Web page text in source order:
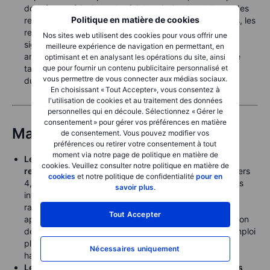
Politique en matière de cookies
Nos sites web utilisent des cookies pour vous offrir une
meilleure expérience de navigation en permettant, en
optimisant et en analysant les opérations du site, ainsi
que pour fournir un contenu publicitaire personnalisé et
vous permettre de vous connecter aux médias sociaux.
En choisissant « Tout Accepter», vous consentez à
l'utilisation de cookies et au traitement des données
personnelles qui en découle. Sélectionnez « Gérer le
consentement » pour gérer vos préférences en matière
de consentement. Vous pouvez modifier vos
préférences ou retirer votre consentement à tout
moment via notre page de politique en matière de
cookies. Veuillez consulter notre politique en matière de
cookies et notre politique de confidentialité pour en
savoir plus.
Tout Accepter
Nécessaires uniquement
données américaines plus faibles ainsi qu’un dollar et des
rendements obligataires moins défavorables. Toutefois, les
rendements américains à court terme continuant de
signaler un risque de hausse des taux plus tard cette
année, un nouvel assouplissement des anticipations de
taux sera nécessaire pour soutenir une reprise plus
durable.
Marché Obligatoire
Le rendement du Treasury américain à 10 ans est
retombé autour de 4,46 % lundi , avant de remonter vers
4,5 % sous l’effet de la hausse des prix de l’énergie. Les
investisseurs ont analysé des données montrant un
ralentissement modéré de l’activité des services, un
apaisement des pressions sur les prix et une amélioration
de l’emploi dans les services, après des chiffres de l’emploi
plus faibles ayant réduit les anticipations de nouvelles
hausses des taux de la Fed cette année.
Le rendement de l’obligation d’État japonaise à 10 ans